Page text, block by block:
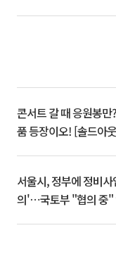
콘서트 갈 때 응원봉
품 등장이오! [솔드아
서울시, 정부에 정비
의'⋯국토부 "협의 중"